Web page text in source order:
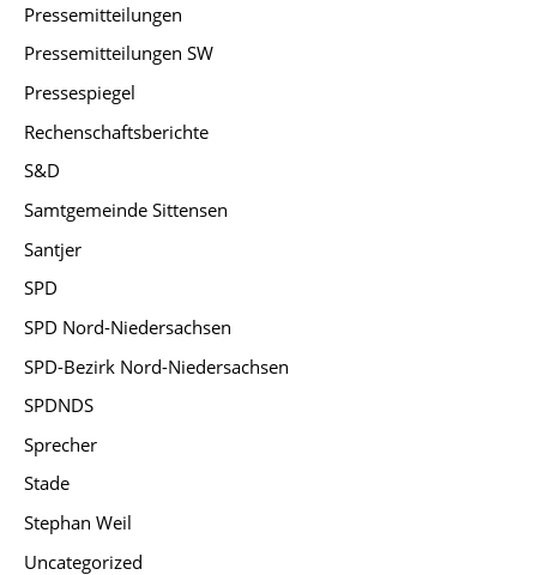
Pressemitteilungen
Pressemitteilungen SW
Pressespiegel
Rechenschaftsberichte
S&D
Samtgemeinde Sittensen
Santjer
SPD
SPD Nord-Niedersachsen
SPD-Bezirk Nord-Niedersachsen
SPDNDS
Sprecher
Stade
Stephan Weil
Uncategorized